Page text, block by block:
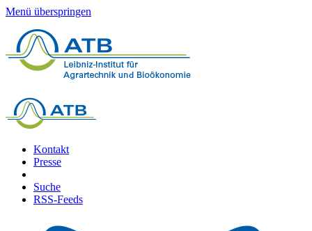
Menü überspringen
Kontakt
Presse
Suche
RSS-Feeds